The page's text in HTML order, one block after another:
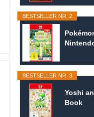
BESTSELLER NR. 2
BESTSELLER NR. 3
Yoshi
Book